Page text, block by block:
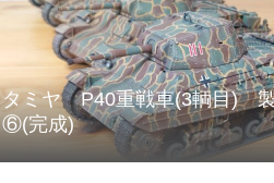
タミヤ P40重戦車(3輌目)
⑥(完成)